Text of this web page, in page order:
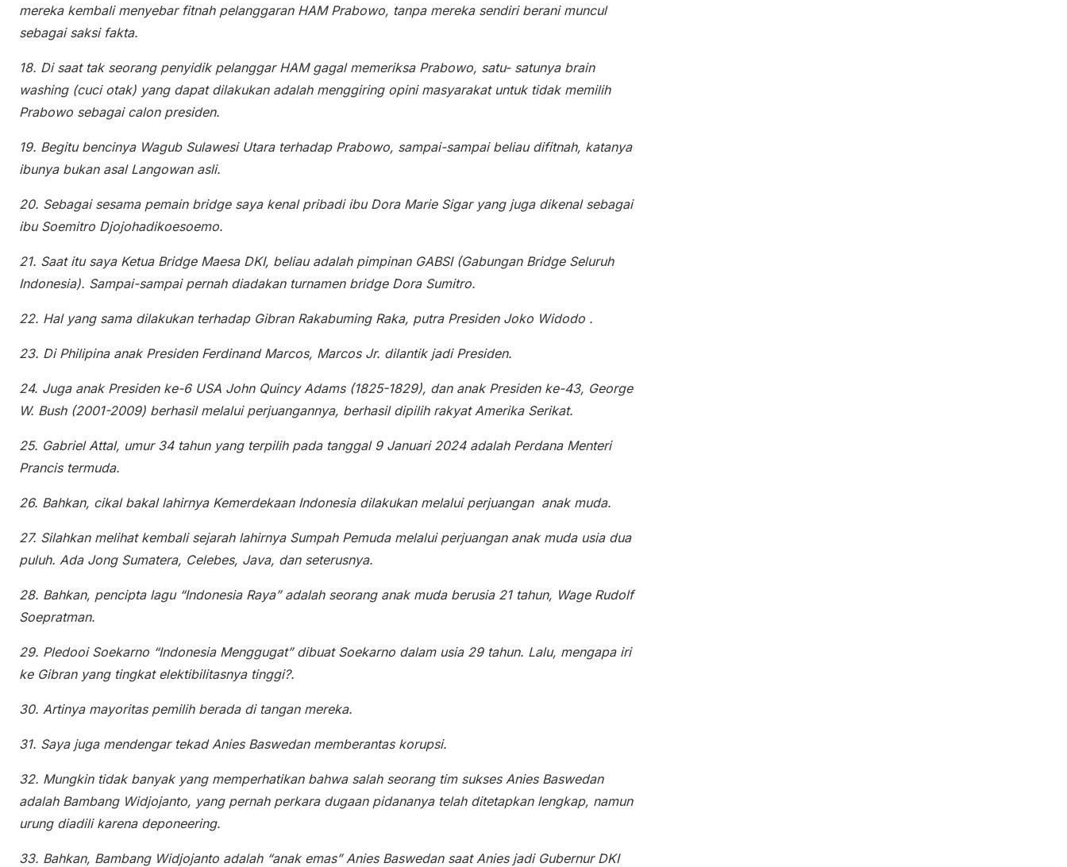
mereka kembali menyebar fitnah pelanggaran HAM Prabowo, tanpa mereka sendiri berani muncul
sebagai saksi fakta.
18. Di saat tak seorang penyidik pelanggar HAM gagal memeriksa Prabowo, satu- satunya brain
washing (cuci otak) yang dapat dilakukan adalah menggiring opini masyarakat untuk tidak memilih
Prabowo sebagai calon presiden.
19. Begitu bencinya Wagub Sulawesi Utara terhadap Prabowo, sampai-sampai beliau difitnah, katanya
ibunya bukan asal Langowan asli.
20. Sebagai sesama pemain bridge saya kenal pribadi ibu Dora Marie Sigar yang juga dikenal sebagai
ibu Soemitro Djojohadikoesoemo.
21. Saat itu saya Ketua Bridge Maesa DKI, beliau adalah pimpinan GABSI (Gabungan Bridge Seluruh
Indonesia). Sampai-sampai pernah diadakan turnamen bridge Dora Sumitro.
22. Hal yang sama dilakukan terhadap Gibran Rakabuming Raka, putra Presiden Joko Widodo .
23. Di Philipina anak Presiden Ferdinand Marcos, Marcos Jr. dilantik jadi Presiden.
24. Juga anak Presiden ke-6 USA John Quincy Adams (1825-1829), dan anak Presiden ke-43, George
W. Bush (2001-2009) berhasil melalui perjuangannya, berhasil dipilih rakyat Amerika Serikat.
25. Gabriel Attal, umur 34 tahun yang terpilih pada tanggal 9 Januari 2024 adalah Perdana Menteri
Prancis termuda.
26. Bahkan, cikal bakal lahirnya Kemerdekaan Indonesia dilakukan melalui perjuangan anak muda.
27. Silahkan melihat kembali sejarah lahirnya Sumpah Pemuda melalui perjuangan anak muda usia dua
puluh. Ada Jong Sumatera, Celebes, Java, dan seterusnya.
28. Bahkan, pencipta lagu “Indonesia Raya” adalah seorang anak muda berusia 21 tahun, Wage Rudolf
Soepratman.
29. Pledooi Soekarno “Indonesia Menggugat” dibuat Soekarno dalam usia 29 tahun. Lalu, mengapa iri
ke Gibran yang tingkat elektibilitasnya tinggi?.
30. Artinya mayoritas pemilih berada di tangan mereka.
31. Saya juga mendengar tekad Anies Baswedan memberantas korupsi.
32. Mungkin tidak banyak yang memperhatikan bahwa salah seorang tim sukses Anies Baswedan
adalah Bambang Widjojanto, yang pernah perkara dugaan pidananya telah ditetapkan lengkap, namun
urung diadili karena deponeering.
33. Bahkan, Bambang Widjojanto adalah “anak emas” Anies Baswedan saat Anies jadi Gubernur DKI